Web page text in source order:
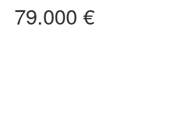
79.000 €